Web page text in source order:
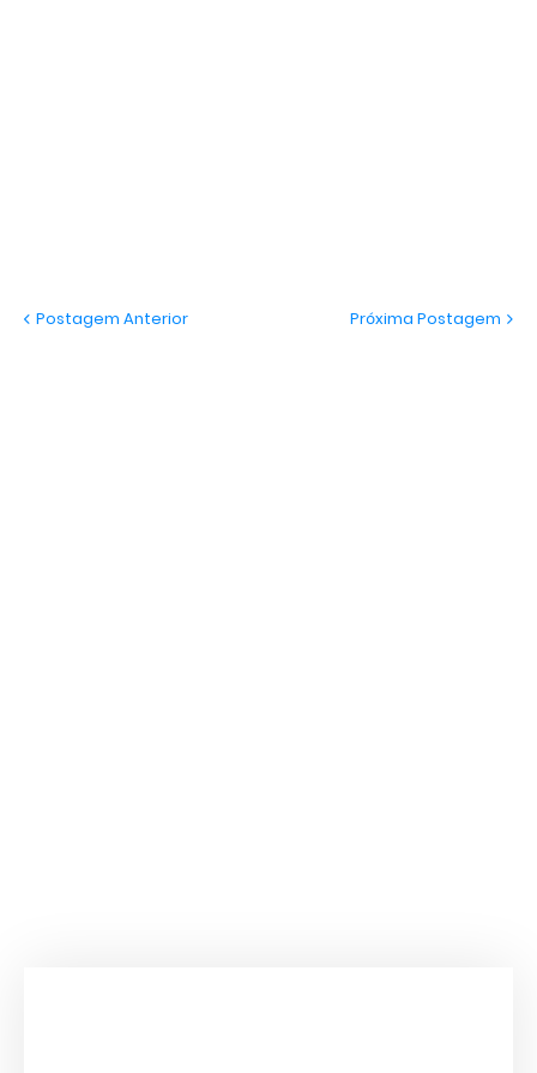
Postagem Anterior Próxima Postagem